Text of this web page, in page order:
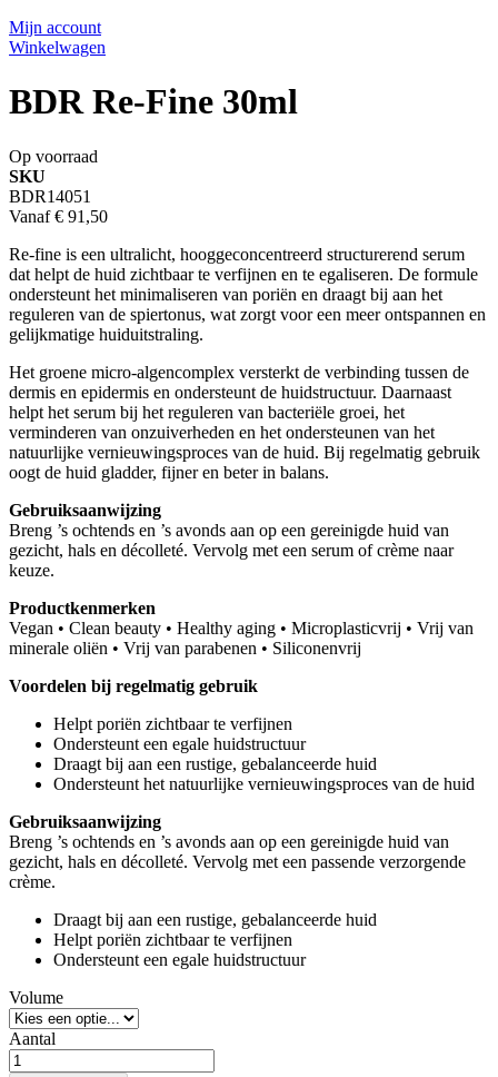
Mijn account
Winkelwagen
BDR Re-Fine 30ml
Op voorraad
SKU
BDR14051
Vanaf € 91,50
Re-fine is een ultralicht, hooggeconcentreerd structurerend serum
dat helpt de huid zichtbaar te verfijnen en te egaliseren. De formule
ondersteunt het minimaliseren van poriën en draagt bij aan het
reguleren van de spiertonus, wat zorgt voor een meer ontspannen en
gelijkmatige huiduitstraling.
Het groene micro-algencomplex versterkt de verbinding tussen de
dermis en epidermis en ondersteunt de huidstructuur. Daarnaast
helpt het serum bij het reguleren van bacteriële groei, het
verminderen van onzuiverheden en het ondersteunen van het
natuurlijke vernieuwingsproces van de huid. Bij regelmatig gebruik
oogt de huid gladder, fijner en beter in balans.
Gebruiksaanwijzing
Breng ’s ochtends en ’s avonds aan op een gereinigde huid van
gezicht, hals en décolleté. Vervolg met een serum of crème naar
keuze.
Productkenmerken
Vegan • Clean beauty • Healthy aging • Microplasticvrij • Vrij van
minerale oliën • Vrij van parabenen • Siliconenvrij
Voordelen bij regelmatig gebruik
Helpt poriën zichtbaar te verfijnen
Ondersteunt een egale huidstructuur
Draagt bij aan een rustige, gebalanceerde huid
Ondersteunt het natuurlijke vernieuwingsproces van de huid
Gebruiksaanwijzing
Breng ’s ochtends en ’s avonds aan op een gereinigde huid van
gezicht, hals en décolleté. Vervolg met een passende verzorgende
crème.
Draagt bij aan een rustige, gebalanceerde huid
Helpt poriën zichtbaar te verfijnen
Ondersteunt een egale huidstructuur
Volume
Aantal